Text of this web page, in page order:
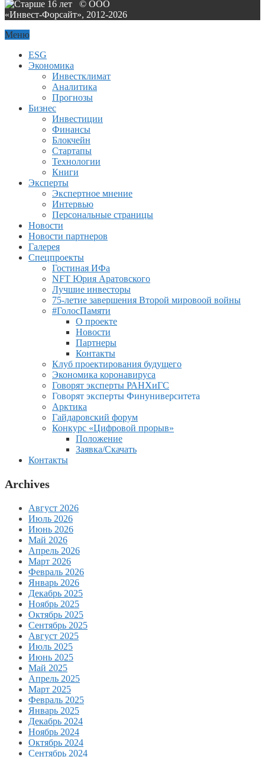
© ООО
«Инвест-Форсайт», 2012-2026
Меню
ESG
Экономика
Инвестклимат
Аналитика
Прогнозы
Бизнес
Инвестиции
Финансы
Блокчейн
Стартапы
Технологии
Книги
Эксперты
Экспертное мнение
Интервью
Персональные страницы
Новости
Новости партнеров
Галерея
Спецпроекты
Гостиная ИФа
NFT Юрия Аратовского
Лучшие инвесторы
75-летие завершения Второй мировоой войны
#ГолосПамяти
О проекте
Новости
Партнеры
Контакты
Клуб проектирования будущего
Экономика коронавируса
Говорят эксперты РАНХиГС
Говорят эксперты Финуниверситета
Арктика
Гайдаровский форум
Конкурс «Цифровой прорыв»
Положение
Заявка/Скачать
Контакты
Archives
Август 2026
Июль 2026
Июнь 2026
Май 2026
Апрель 2026
Март 2026
Февраль 2026
Январь 2026
Декабрь 2025
Ноябрь 2025
Октябрь 2025
Сентябрь 2025
Август 2025
Июль 2025
Июнь 2025
Май 2025
Апрель 2025
Март 2025
Февраль 2025
Январь 2025
Декабрь 2024
Ноябрь 2024
Октябрь 2024
Сентябрь 2024